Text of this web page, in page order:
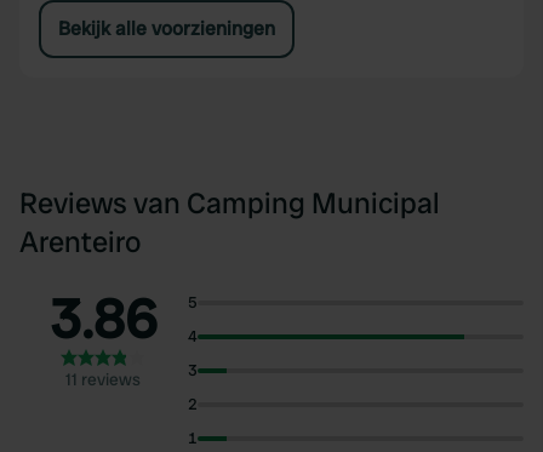
Bekijk alle voorzieningen
Reviews van Camping Municipal
Arenteiro
3.86
11 reviews
5
4
3
2
1